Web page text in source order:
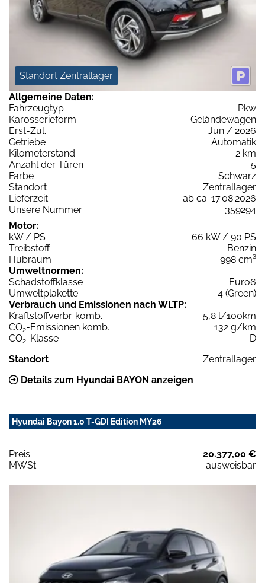
Standort Zentrallager
Allgemeine Daten:
Fahrzeugtyp
Pkw
Karosserieform
Geländewagen
Erst-Zul.
Jun / 2026
Getriebe
Automatik
Kilometerstand
2 km
Anzahl der Türen
5
Farbe
Schwarz
Standort
Zentrallager
Lieferzeit
ab ca. 17.08.2026
Unsere Nummer
359294
Motor:
kW / PS
66 kW / 90 PS
Treibstoff
Benzin
Hubraum
998 cm³
Umweltnormen:
Schadstoffklasse
Euro6
Umweltplakette
4 (Green)
Verbrauch und Emissionen nach WLTP:
Kraftstoffverbr. komb.
5,8 l/100km
CO2-Emissionen komb.
132 g/km
CO2-Klasse
D
Standort
Zentrallager
Details zum Hyundai BAYON anzeigen
Hyundai Bayon 1.0 T-GDI Edition MY26
Preis:
20.377,00 €
MWSt:
ausweisbar